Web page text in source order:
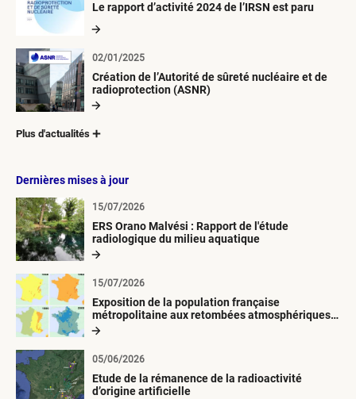
Le rapport d’activité 2024 de l’IRSN est paru
Création de l’Autorité de sûreté nucléaire et de
radioprotection (ASNR)
02/01/2025
Plus d'actualités
Dernières mises à jour
ERS Orano Malvési : Rapport de l'étude
radiologique du milieu aquatique
15/07/2026
Exposition de la population française
métropolitaine aux retombées atmosphériques
radioactives depuis 1945
15/07/2026
Etude de la rémanence de la radioactivité
d’origine artificielle
05/06/2026